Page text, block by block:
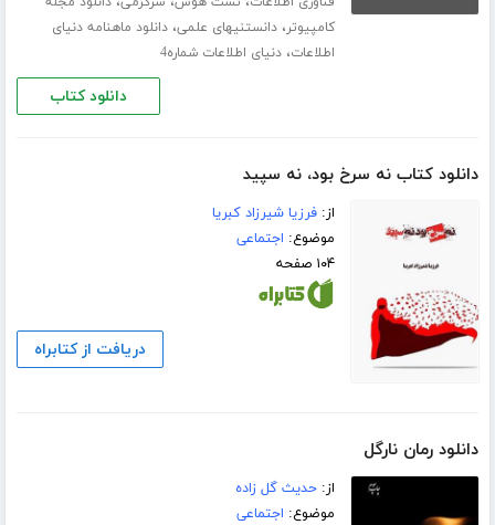
کامپیوتر،دانستنیهای علمی،دانلود ماهنامه دنیای
اطلاعات،دنیای اطلاعات شماره4
دانلود کتاب
دانلود کتاب نه سرخ بود، نه سپید
از:فرزیا شیرزاد کبریا
موضوع: اجتماعی
۱۰۴ صفحه
دریافت از کتابراه
دانلود رمان نارگل
از:حدیث گل زاده
موضوع: اجتماعی